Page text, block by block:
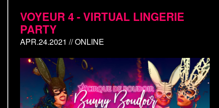
VOYEUR 4 - VIRTUAL LINGERIE
PARTY
APR.24.2021 // ONLINE